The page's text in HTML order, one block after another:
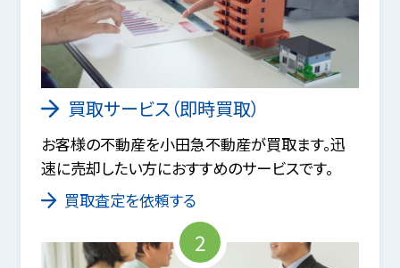
買取サービス（即時買取）
お客様の不動産を小田急不動産が買取ます。迅
速に売却したい方におすすめのサービスです。
買取査定を依頼する
2